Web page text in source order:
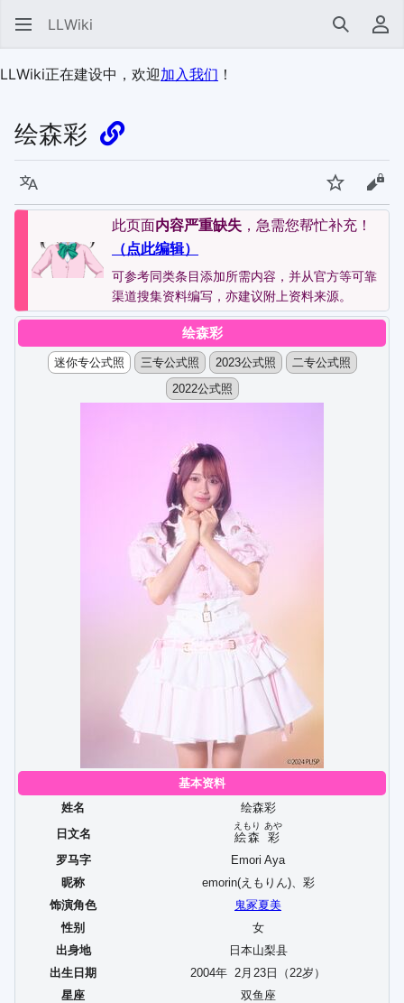
LLWiki 搜索 用
LLWiki正在建设中，欢迎加入我们 ！
绘森彩
语言 监视 查
此页面内容严重缺失 ，急需您帮忙补充！
（点此编辑）
可参考同类条目添加所需内容，并从官方等可靠
渠道搜集资料编写，亦建议附上资料来源。
绘森彩
迷你专公式照 三专公式照 2023公式照
二专公式照
2022公式照
基本资料
姓名
绘森彩
日文名
絵森
えもり
彩
あや
罗马字
Emori Aya
昵称
emorin(えもりん)、彩
饰演角色
鬼冢夏美
性别
女
出身地
日本山梨县
出生日期
2004年 2月 23日（22岁）
星座
双鱼座